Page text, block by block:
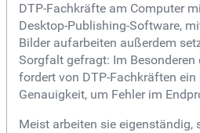
DTP-Fachkräfte am Computer
Desktop-Publishing-Software,
Bilder aufarbeiten außerdem
Sorgfalt gefragt: Im Besonderen
fordert von DTP-Fachkräften
Genauigkeit, um Fehler im
Meist arbeiten sie eigenständig,